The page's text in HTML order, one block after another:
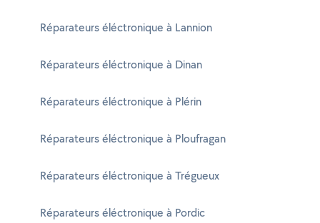
Réparateurs éléctronique à Lannion
Réparateurs éléctronique à Dinan
Réparateurs éléctronique à Plérin
Réparateurs éléctronique à Ploufragan
Réparateurs éléctronique à Trégueux
Réparateurs éléctronique à Pordic